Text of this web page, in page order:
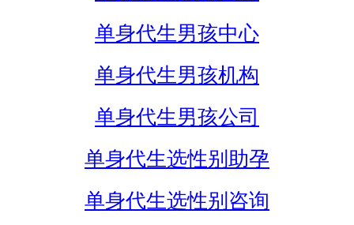
单身代生男孩中心
单身代生男孩机构
单身代生男孩公司
单身代生选性别助孕
单身代生选性别咨询